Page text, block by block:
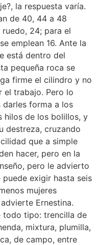
la respuesta varía.
de 40, 44 a 48
24; para el
emplean 16. Ante la
está dentro del
pequeña roca se
firme el cilindro y no
el trabajo. Pero lo
forma a los
hilos de los bolillos, y
destreza, cruzando
que a simple
hacer, pero en la
pero le advierto
exigir hasta seis
mujeres
Ernestina.
todo tipo: trencilla de
mixtura, plumilla,
de campo, entre